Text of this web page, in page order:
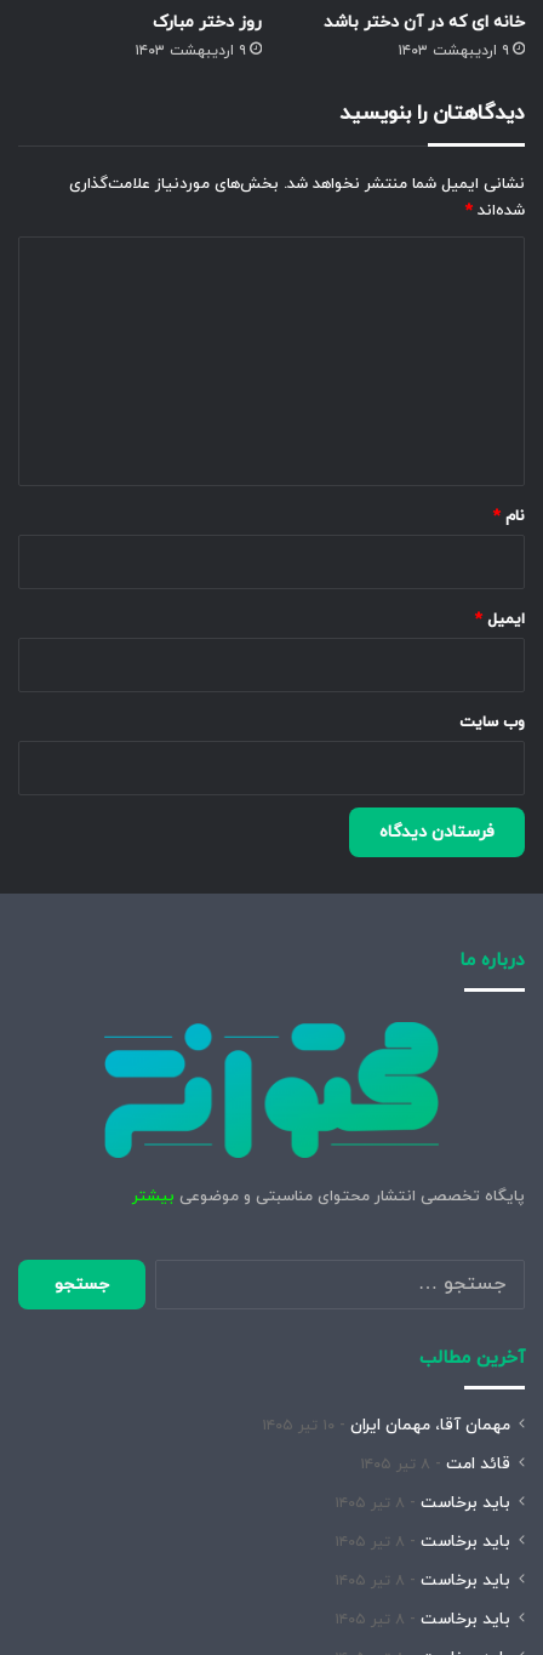
خانه ای که در آن دختر باشد
۹ اردیبهشت ۱۴۰۳
روز دختر مبارک
۹ اردیبهشت ۱۴۰۳
دیدگاهتان را بنویسید
نشانی ایمیل شما منتشر نخواهد شد. بخش‌های موردنیاز علامت‌گذاری
شده‌اند *
نام *
ایمیل *
وب‌ سایت
درباره ما
پایگاه تخصصی انتشار محتوای مناسبتی و موضوعی بیشتر
جستجو
برای:
آخرین مطالب
مهمان آقا، مهمان ایران ۱۰ تیر ۱۴۰۵
قائد امت ۸ تیر ۱۴۰۵
باید برخاست ۸ تیر ۱۴۰۵
باید برخاست ۸ تیر ۱۴۰۵
باید برخاست ۸ تیر ۱۴۰۵
باید برخاست ۸ تیر ۱۴۰۵